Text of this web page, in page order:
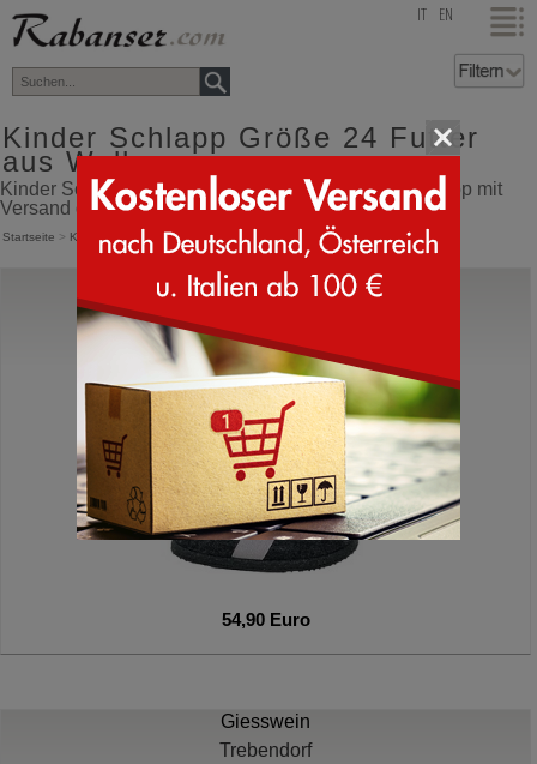
top EN
Kinder Schlapp Größe 24 Futter
aus Wolle
Kinder Schlapp Größe 24 Futter aus Wolle Online Shop mit
Versand direkt aus Italien
Startseite > Kinder > Schlappen
Giesswein
Kinderpantoffeln
54,90 Euro
Giesswein
Trebendorf